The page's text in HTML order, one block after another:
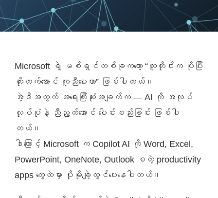
ကျွန်ုပ်တို့ပရောဂျက်များ
ဆောင်းပါး
ကျွန်ုပ်တို့အကြောင်း
ဈေးနှုန်းစုံစမ်းရန်
ဆက်သွယ်ရန်
Microsoft ရဲ့ မစ်ရှင်တစ်ခုကတော့ “လူတိုင်းက ပိုပြီး
တိုးတက်အောင် ကူညီပေးတာ” ဖြစ်ပါတယ်။
အဲ့ဒီအတွက် အရေးကြီးဆုံးအချက်က — AI ကို အလုပ်
လုပ်ပုံနဲ့ ညီညွတ်အောင် ပေါင်းစည်းခြင်း ဖြစ်ပါ
တယ်။
ဒါကြောင့် Microsoft က Copilot AI ကို Word, Excel,
PowerPoint, OneNote, Outlook စတဲ့ productivity
apps တွေထဲမှာ ပိုမိုချဲ့ထွင်ပေးနေပါတယ်။